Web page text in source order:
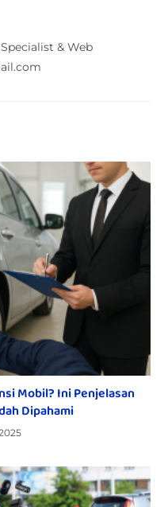
& Web
Mobil? Ini Penjelasan
Dipahami